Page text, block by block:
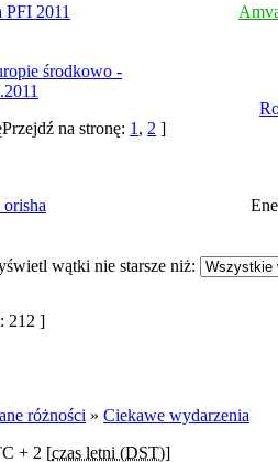
PFI 2011
środkowo -
Przejdź na stronę: 1 , 2 ]
wątki nie starsze niż:
212 ]
różności » Ciekawe wydarzenia
+ 2 [czas letni (DST)]